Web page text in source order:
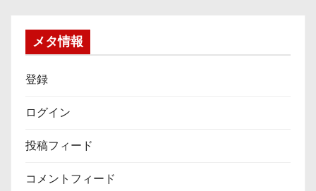
メタ情報
登録
ログイン
投稿フィード
コメントフィード